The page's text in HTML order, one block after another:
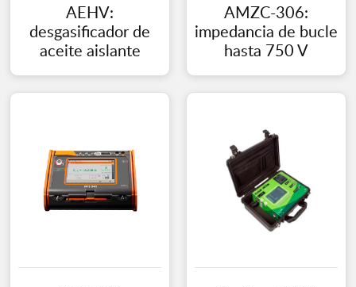
AEHV:
desgasificador de
aceite aislante
AMZC-306:
impedancia de bucle
hasta 750 V